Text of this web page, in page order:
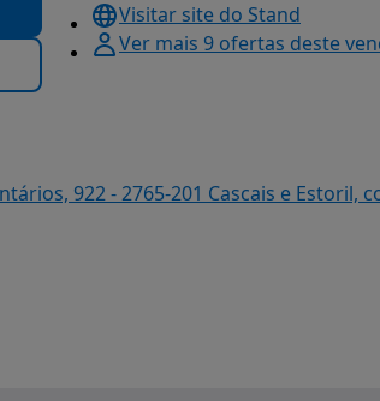
Visitar site do Stand
Ver mais 9 ofertas deste
922 - 2765-201 Cascais e Estoril,